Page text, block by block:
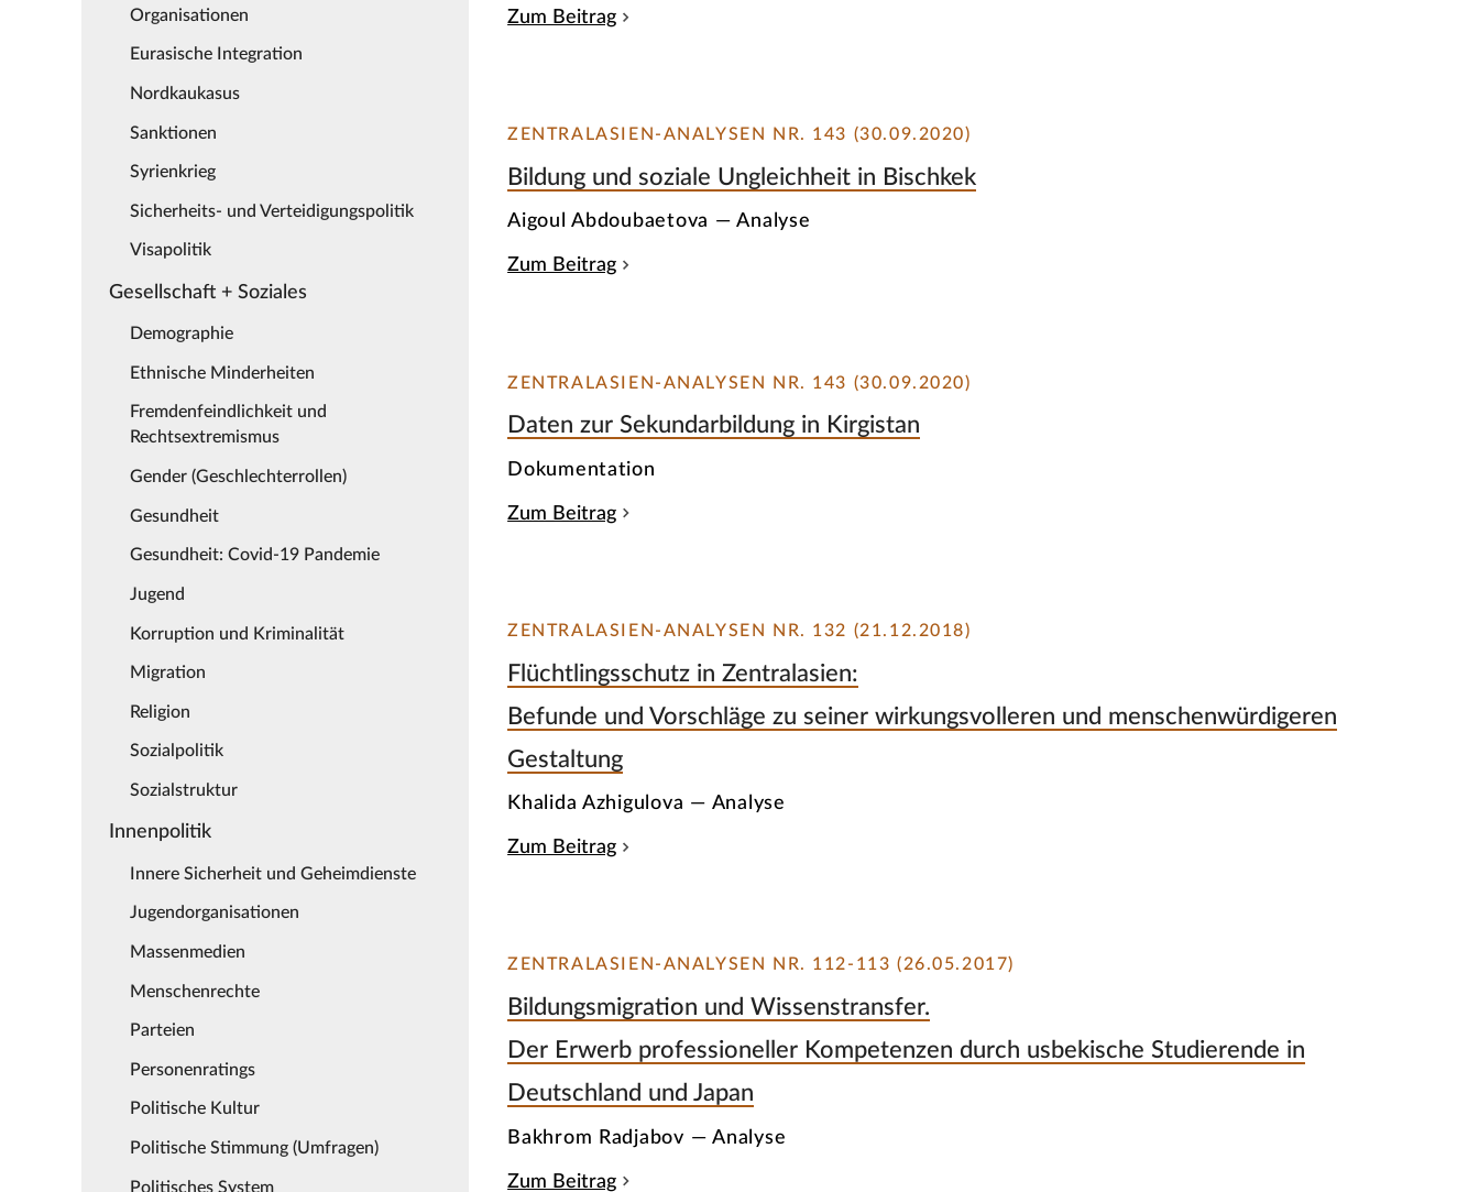
Organisationen
Eurasische Integration
Nordkaukasus
Sanktionen
Syrienkrieg
Sicherheits- und Verteidigungspolitik
Visapolitik
Gesellschaft + Soziales
Demographie
Ethnische Minderheiten
Fremdenfeindlichkeit und
Rechtsextremismus
Gender (Geschlechterrollen)
Gesundheit
Gesundheit: Covid-19 Pandemie
Jugend
Korruption und Kriminalität
Migration
Religion
Sozialpolitik
Sozialstruktur
Innenpolitik
Innere Sicherheit und Geheimdienste
Jugendorganisationen
Massenmedien
Menschenrechte
Parteien
Personenratings
Politische Kultur
Politische Stimmung (Umfragen)
Politisches System
Zum Beitrag
ZENTRALASIEN-ANALYSEN NR. 143 (30.09.2020)
Bildung und soziale Ungleichheit in Bischkek
Aigoul Abdoubaetova — Analyse
Zum Beitrag
ZENTRALASIEN-ANALYSEN NR. 143 (30.09.2020)
Daten zur Sekundarbildung in Kirgistan
Dokumentation
Zum Beitrag
ZENTRALASIEN-ANALYSEN NR. 132 (21.12.2018)
Flüchtlingsschutz in Zentralasien:
Befunde und Vorschläge zu seiner wirkungsvolleren und menschenwürdigeren
Gestaltung
Khalida Azhigulova — Analyse
Zum Beitrag
ZENTRALASIEN-ANALYSEN NR. 112-113 (26.05.2017)
Bildungsmigration und Wissenstransfer.
Der Erwerb professioneller Kompetenzen durch usbekische Studierende in
Deutschland und Japan
Bakhrom Radjabov — Analyse
Zum Beitrag